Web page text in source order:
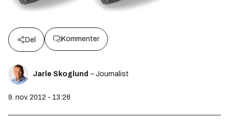
Del Kommenter
Jarle Skoglund – Journalist
9. nov. 2012 - 13:26